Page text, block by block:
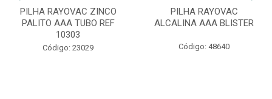
PILHA RAYOVAC ZINCO
PALITO AAA TUBO REF
10303
Código: 23029
PILHA RAYOVAC
ALCALINA AAA BLISTER
Código: 48640